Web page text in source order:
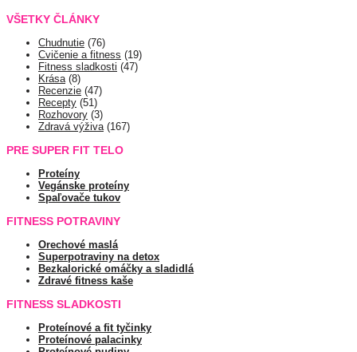
VŠETKY ČLÁNKY
Chudnutie (76)
Cvičenie a fitness (19)
Fitness sladkosti (47)
Krása (8)
Recenzie (47)
Recepty (51)
Rozhovory (3)
Zdravá výživa (167)
PRE SUPER FIT TELO
Proteíny
Vegánske proteíny
Spaľovače tukov
FITNESS POTRAVINY
Orechové maslá
Superpotraviny na detox
Bezkalorické omáčky a sladidlá
Zdravé fitness kaše
FITNESS SLADKOSTI
Proteínové a fit tyčinky
Proteínové palacinky